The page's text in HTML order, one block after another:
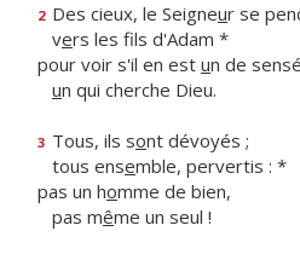
2 Des cieux, le Seigneur se
vers les fils d'Adam *
pour voir s'il en est un de
un qui cherche Dieu.
3 Tous, ils sont dévoyés ;
tous ensemble, pervertis : *
pas un homme de bien,
pas même un seul !